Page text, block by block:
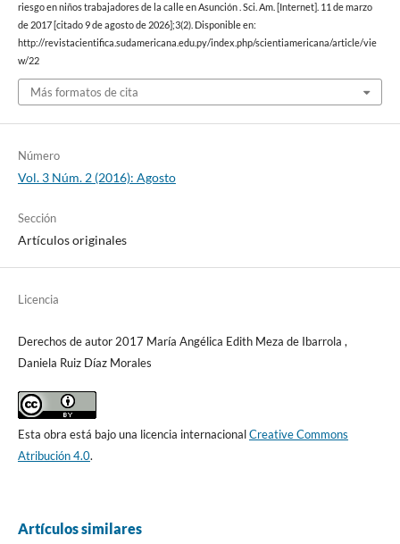
riesgo en niños trabajadores de la calle en Asunción . Sci. Am. [Internet]. 11 de marzo
de 2017 [citado 9 de agosto de 2026];3(2). Disponible en:
http://revistacientifica.sudamericana.edu.py/index.php/scientiamericana/article/vie
w/22
Más formatos de cita
Número
Vol. 3 Núm. 2 (2016): Agosto
Sección
Artículos originales
Licencia
Derechos de autor 2017 María Angélica Edith Meza de Ibarrola ,
Daniela Ruiz Díaz Morales
Esta obra está bajo una licencia internacionalCreative Commons
Atribución 4.0.
Artículos similares